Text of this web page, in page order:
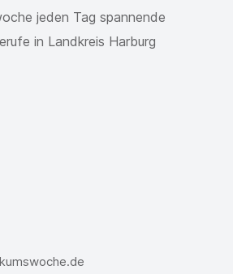
jeden Tag spannende
in Landkreis Harburg